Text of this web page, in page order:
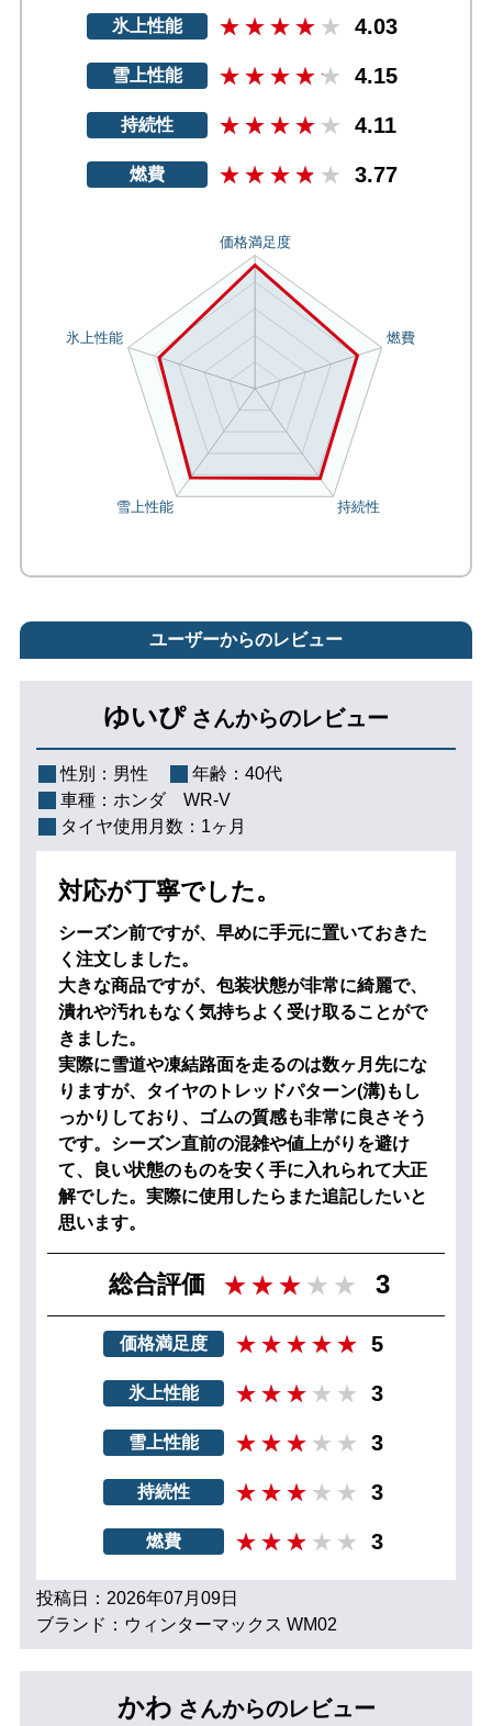
氷上性能 4.03
雪上性能 4.15
持続性 4.11
燃費 3.77
ユーザーからのレビュー
ゆいぴ さんからのレビュー
性別： 男性 年齢： 40代
車種： ホンダ WR-V
タイヤ使用月数： 1ヶ月
対応が丁寧でした。
シーズン前ですが、早めに手元に置いておきた
く注文しました。
大きな商品ですが、包装状態が非常に綺麗で、
潰れや汚れもなく気持ちよく受け取ることがで
きました。
実際に雪道や凍結路面を走るのは数ヶ月先にな
りますが、タイヤのトレッドパターン(溝)もし
っかりしており、ゴムの質感も非常に良さそう
です。シーズン直前の混雑や値上がりを避け
て、良い状態のものを安く手に入れられて大正
解でした。実際に使用したらまた追記したいと
思います。
総合評価 3
価格満足度 5
氷上性能 3
雪上性能 3
持続性 3
燃費 3
投稿日：2026年07月09日
ブランド：ウィンターマックス WM02
かわ さんからのレビュー